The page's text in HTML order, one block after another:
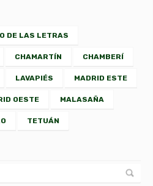
DE LAS LETRAS
CHAMARTÍN CHAMBERÍ
LAVAPIÉS MADRID ESTE
OESTE MALASAÑA
TETUÁN